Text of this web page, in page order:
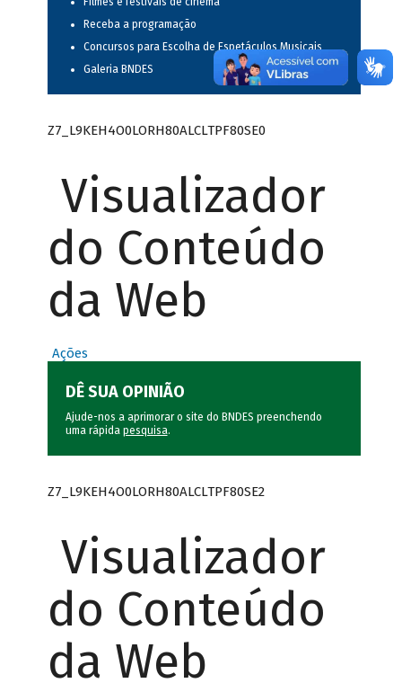
Receba a programação
Concursos para Escolha de Espetáculos Musicais
Galeria BNDES
Z7_L9KEH4O0LORH80ALCLTPF80SE0
Visualizador
do Conteúdo
da Web
Ações
DÊ SUA OPINIÃO
Ajude-nos a aprimorar o site do BNDES preenchendo
uma rápida pesquisa.
Z7_L9KEH4O0LORH80ALCLTPF80SE2
Visualizador
do Conteúdo
da Web